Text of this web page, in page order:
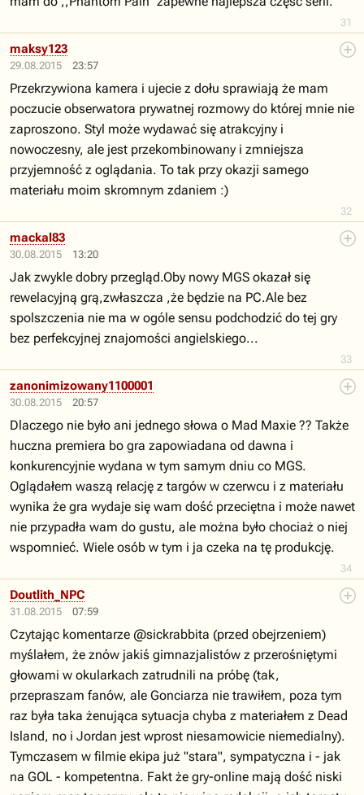
31
29.08.2015 23:57
32
maksy123
Przekrzywiona kamera i ujecie z dołu sprawiają że mam
poczucie obserwatora prywatnej rozmowy do której mnie nie
zaproszono. Styl może wydawać się atrakcyjny i
nowoczesny, ale jest przekombinowany i zmniejsza
przyjemność z oglądania. To tak przy okazji samego
materiału moim skromnym zdaniem :)
30.08.2015 13:20
33
mackal83
Jak zwykle dobry przegląd.Oby nowy MGS okazał się
rewelacyjną grą,zwłaszcza ,że będzie na PC.Ale bez
spolszczenia nie ma w ogóle sensu podchodzić do tej gry
bez perfekcyjnej znajomości angielskiego...
30.08.2015 20:57
34
zanonimizowany1100001
Dlaczego nie było ani jednego słowa o Mad Maxie ?? Także
huczna premiera bo gra zapowiadana od dawna i
konkurencyjnie wydana w tym samym dniu co MGS.
Oglądałem waszą relację z targów w czerwcu i z materiału
wynika że gra wydaje się wam dość przeciętna i może nawet
nie przypadła wam do gustu, ale można było chociaż o niej
wspomnieć. Wiele osób w tym i ja czeka na tę produkcję.
31.08.2015 07:59
Doutlith_NPC
Czytając komentarze @sickrabbita (przed obejrzeniem)
myślałem, że znów jakiś gimnazjalistów z przerośniętymi
głowami w okularkach zatrudnili na próbę (tak,
przepraszam fanów, ale Gonciarza nie trawiłem, poza tym
raz była taka żenująca sytuacja chyba z materiałem z Dead
Island, no i Jordan jest wprost niesamowicie niemedialny).
Tymczasem w filmie ekipa już "stara", sympatyczna i - jak
na GOL - kompetentna. Fakt że gry-online mają dość niski